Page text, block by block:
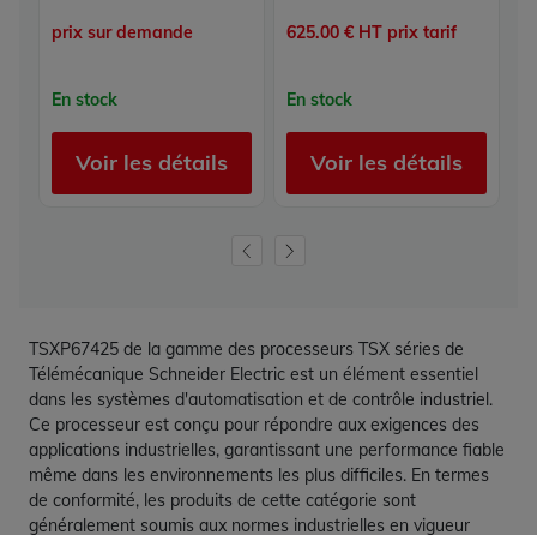
prix sur demande
En stock
Voir les détails
625.00 € HT prix tarif
En stock
Voir les détails
TSXP67425 de la gamme des processeurs TSX séries de
Télémécanique Schneider Electric est un élément essentiel
dans les systèmes d'automatisation et de contrôle industriel.
Ce processeur est conçu pour répondre aux exigences des
applications industrielles, garantissant une performance fiable
même dans les environnements les plus difficiles. En termes
de conformité, les produits de cette catégorie sont
généralement soumis aux normes industrielles en vigueur